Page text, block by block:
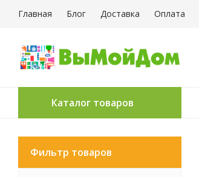
Главная Блог Доставка Оплата
Каталог товаров
Фильтр товаров